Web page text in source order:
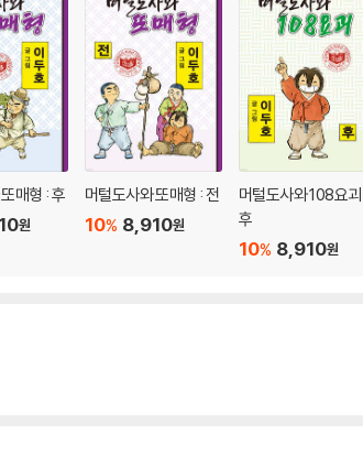
매형 : 후
원
머털도사와 또매형 : 전
8,910원
10%
머털도사와 108요
후
8,910원
10%